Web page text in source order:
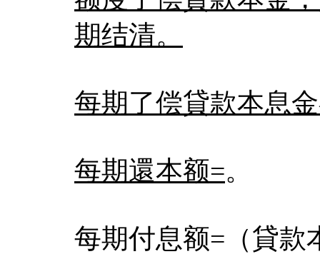
期结清。
每期了偿貸款本息
每期還本额=。
每期付息额=（貸款